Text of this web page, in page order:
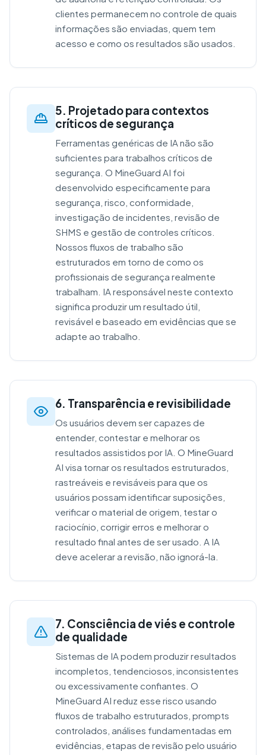
clientes permanecem no controle de quais
informações são enviadas, quem tem
acesso e como os resultados são usados.
5. Projetado para contextos
críticos de segurança
Ferramentas genéricas de IA não são
suficientes para trabalhos críticos de
segurança. O MineGuard AI foi
desenvolvido especificamente para
segurança, risco, conformidade,
investigação de incidentes, revisão de
SHMS e gestão de controles críticos.
Nossos fluxos de trabalho são
estruturados em torno de como os
profissionais de segurança realmente
trabalham. IA responsável neste contexto
significa produzir um resultado útil,
revisável e baseado em evidências que se
adapte ao trabalho.
6. Transparência e revisibilidade
Os usuários devem ser capazes de
entender, contestar e melhorar os
resultados assistidos por IA. O MineGuard
AI visa tornar os resultados estruturados,
rastreáveis e revisáveis para que os
usuários possam identificar suposições,
verificar o material de origem, testar o
raciocínio, corrigir erros e melhorar o
resultado final antes de ser usado. A IA
deve acelerar a revisão, não ignorá-la.
7. Consciência de viés e controle
de qualidade
Sistemas de IA podem produzir resultados
incompletos, tendenciosos, inconsistentes
ou excessivamente confiantes. O
MineGuard AI reduz esse risco usando
fluxos de trabalho estruturados, prompts
controlados, análises fundamentadas em
evidências, etapas de revisão pelo usuário